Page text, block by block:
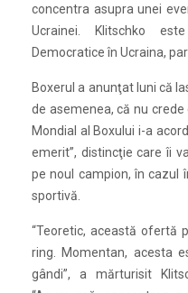
concentra asupra unei
Ucrainei. Klitschko
Democratice în Ucraina,
Boxerul a anunţat luni că
de asemenea, că nu crede
Mondial al Boxului i-a
emerit”, distincţie care îi
pe noul campion, în cazul
sportivă.
“Teoretic, această ofertă
ring. Momentan, acesta
gândi”, a mărturisit